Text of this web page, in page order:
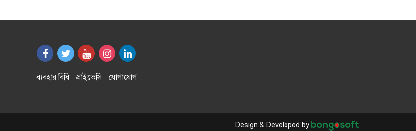
বললেন জামাল ভূঁইয়া
ব্যবহার বিধি প্রাইভেসি যোগাযোগ
Design & Developed by